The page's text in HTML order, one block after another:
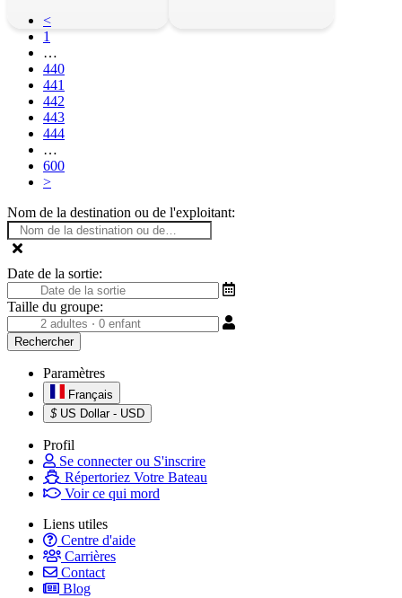
<
1
…
440
441
442
443
444
…
600
>
Nom de la destination ou de l'exploitant:
Date de la sortie:
Taille du groupe:
Paramètres
Français
$ US Dollar - USD
Profil
Se connecter ou S'inscrire
Répertoriez Votre Bateau
Voir ce qui mord
Liens utiles
Centre d'aide
Carrières
Contact
Blog